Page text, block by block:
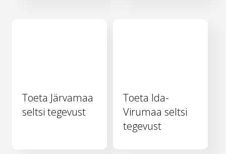
Toeta Järvamaa
seltsi tegevust
Toeta Ida-
Virumaa seltsi
tegevust